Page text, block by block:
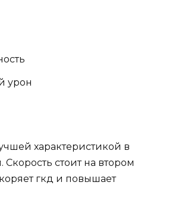
урон
характеристикой в
стоит на втором
гкд и повышает